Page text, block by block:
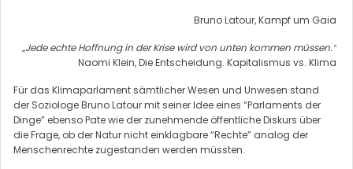
Bruno Latour, Kampf um Gaia
„Jede echte Hoffnung in der Krise wird von unten kommen müssen.“
Naomi Klein, Die Entscheidung. Kapitalismus vs. Klima
Für das Klimaparlament sämtlicher Wesen und Unwesen stand
der Soziologe Bruno Latour mit seiner Idee eines “Parlaments der
Dinge” ebenso Pate wie der zunehmende öffentliche Diskurs über
die Frage, ob der Natur nicht einklagbare “Rechte” analog der
Menschenrechte zugestanden werden müssten.